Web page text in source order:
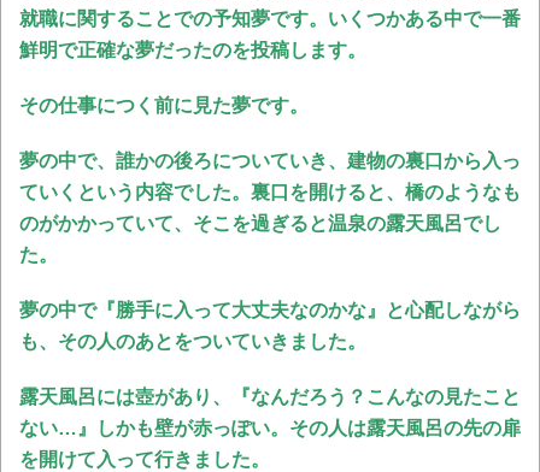
就職に関することでの予知夢です。いくつかある中で一番
鮮明で正確な夢だったのを投稿します。
その仕事につく前に見た夢です。
夢の中で、誰かの後ろについていき、建物の裏口から入っ
ていくという内容でした。裏口を開けると、橋のようなも
のがかかっていて、そこを過ぎると温泉の露天風呂でし
た。
夢の中で『勝手に入って大丈夫なのかな』と心配しながら
も、その人のあとをついていきました。
露天風呂には壺があり、『なんだろう？こんなの見たこと
ない…』しかも壁が赤っぽい。その人は露天風呂の先の扉
を開けて入って行きました。